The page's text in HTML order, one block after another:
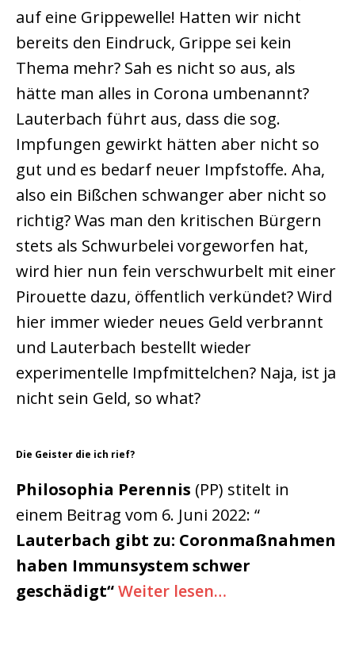
auf eine Grippewelle! Hatten wir nicht
bereits den Eindruck, Grippe sei kein
Thema mehr? Sah es nicht so aus, als
hätte man alles in Corona umbenannt?
Lauterbach führt aus, dass die sog.
Impfungen gewirkt hätten aber nicht so
gut und es bedarf neuer Impfstoffe. Aha,
also ein Bißchen schwanger aber nicht so
richtig? Was man den kritischen Bürgern
stets als Schwurbelei vorgeworfen hat,
wird hier nun fein verschwurbelt mit einer
Pirouette dazu, öffentlich verkündet? Wird
hier immer wieder neues Geld verbrannt
und Lauterbach bestellt wieder
experimentelle Impfmittelchen? Naja, ist ja
nicht sein Geld, so what?
Die Geister die ich rief?
Philosophia Perennis (PP) stitelt in
einem Beitrag vom 6. Juni 2022: “
Lauterbach gibt zu: Coronmaßnahmen
haben Immunsystem schwer
geschädigt“Weiter lesen…